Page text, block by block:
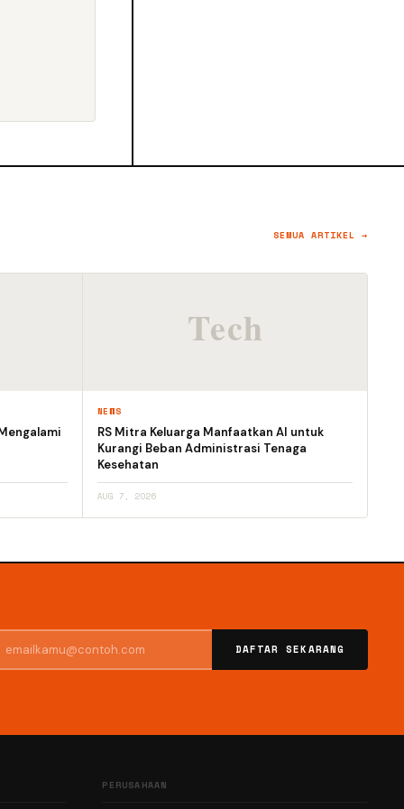
SEMUA ARTIKEL →
NEWS
RS Mitra Keluarga Manfaatkan AI untuk
Kurangi Beban Administrasi Tenaga
Kesehatan
AUG 7, 2026
DAFTAR SEKARANG
PERUSAHAAN